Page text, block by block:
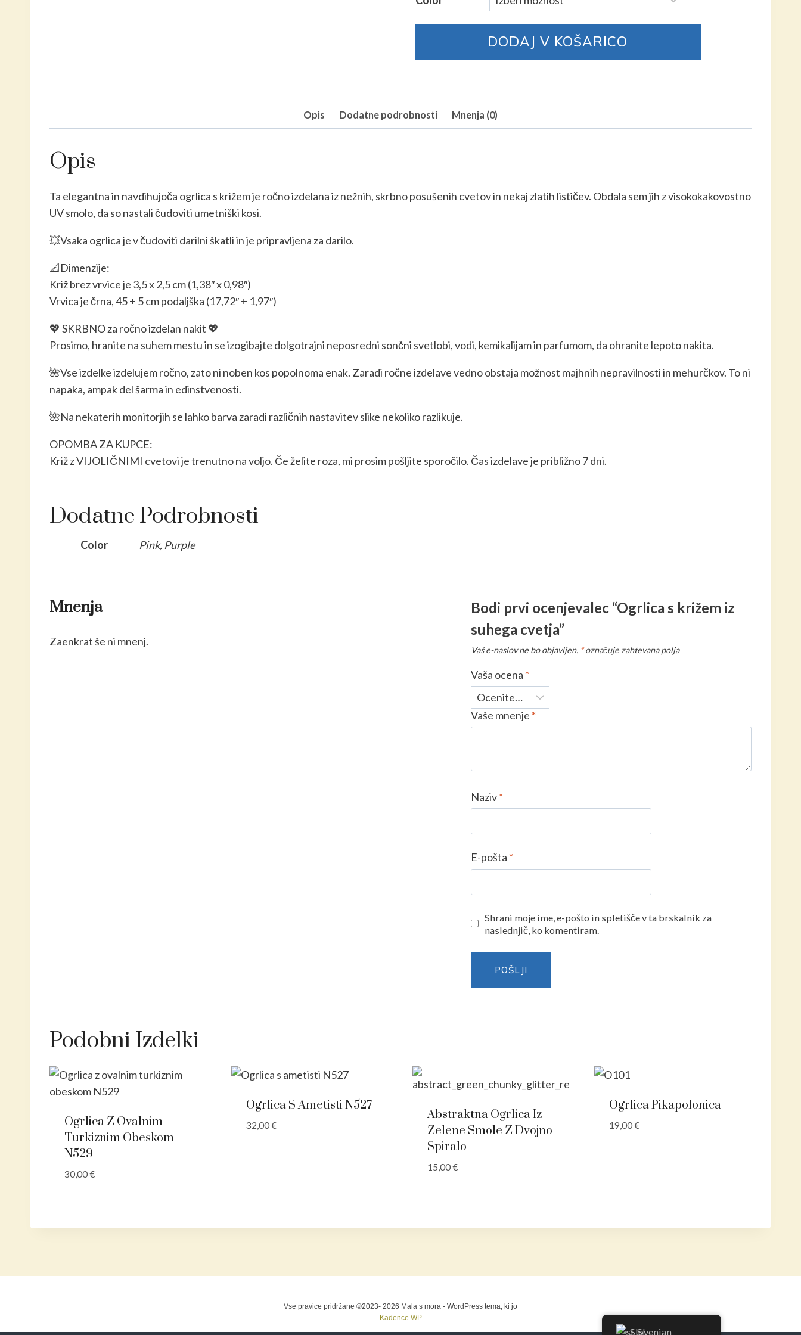
cvetja
količina
DODAJ V KOŠARICO
Opis Dodatne podrobnosti Mnenja (0)
Opis
Ta elegantna in navdihujoča ogrlica s križem je ročno izdelana iz nežnih, skrbno posušenih cvetov in nekaj zlatih lističev. Obdala sem jih z visokokakovostno
UV smolo, da so nastali čudoviti umetniški kosi.
💥Vsaka ogrlica je v čudoviti darilni škatli in je pripravljena za darilo.
📐Dimenzije:
Križ brez vrvice je 3,5 x 2,5 cm (1,38″ x 0,98″)
Vrvica je črna, 45 + 5 cm podaljška (17,72″ + 1,97″)
💖 SKRBNO za ročno izdelan nakit 💖
Prosimo, hranite na suhem mestu in se izogibajte dolgotrajni neposredni sončni svetlobi, vodi, kemikalijam in parfumom, da ohranite lepoto nakita.
🌺Vse izdelke izdelujem ročno, zato ni noben kos popolnoma enak. Zaradi ročne izdelave vedno obstaja možnost majhnih nepravilnosti in mehurčkov. To ni
napaka, ampak del šarma in edinstvenosti.
🌺Na nekaterih monitorjih se lahko barva zaradi različnih nastavitev slike nekoliko razlikuje.
OPOMBA ZA KUPCE:
Križ z VIJOLIČNIMI cvetovi je trenutno na voljo. Če želite roza, mi prosim pošljite sporočilo. Čas izdelave je približno 7 dni.
Dodatne Podrobnosti
Color Pink, Purple
Mnenja
Zaenkrat še ni mnenj.
Bodi prvi ocenjevalec “Ogrlica s križem iz
suhega cvetja”
Vaš e-naslov ne bo objavljen. *označuje zahtevana polja
Vaša ocena *
Vaše mnenje *
Naziv*
E-pošta *
Shrani moje ime, e-pošto in spletišče v ta brskalnik za
naslednjič, ko komentiram.
Podobni Izdelki
Ogrlica Z Ovalnim
Turkiznim Obeskom
N529
30,00€
Ogrlica S Ametisti N527
32,00€
Abstraktna Ogrlica Iz
Zelene Smole Z Dvojno
Spiralo
15,00€
Ogrlica Pikapolonica
19,00€
Vse pravice pridržane ©2023- 2026 Mala s mora - WordPress tema, ki jo
Kadence WP
Slovenian